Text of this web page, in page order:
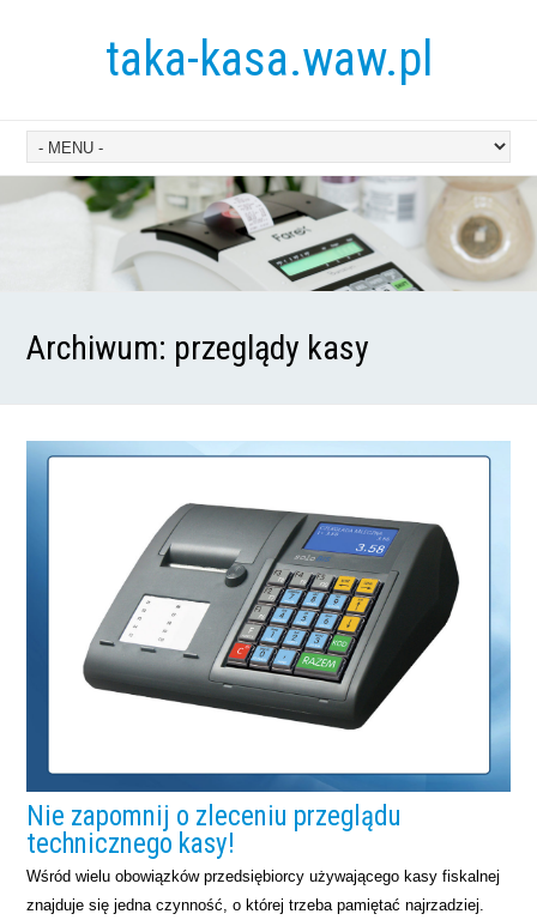
taka-kasa.waw.pl
Archiwum: przeglądy kasy
Nie zapomnij o zleceniu przeglądu
technicznego kasy!
Wśród wielu obowiązków przedsiębiorcy używającego kasy fiskalnej
znajduje się jedna czynność, o której trzeba pamiętać najrzadziej.